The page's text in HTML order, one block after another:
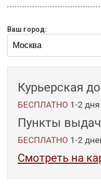
Ваш город:
Курьерская
БЕСПЛАТНО 1-2 дня
Пункты
БЕСПЛАТНО 1-2
Смотреть на